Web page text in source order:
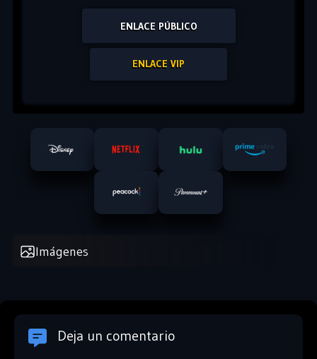
ENLACE PÚBLICO
ENLACE VIP
Imágenes
Deja un comentario